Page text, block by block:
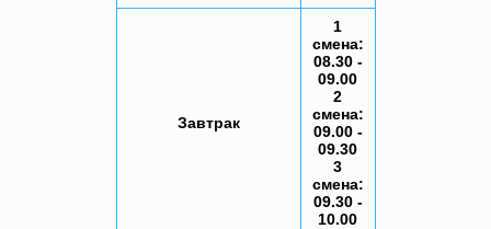
Завтрак
1
смена:
08.30 -
09.00
2
смена:
09.00 -
09.30
3
смена:
09.30 -
10.00